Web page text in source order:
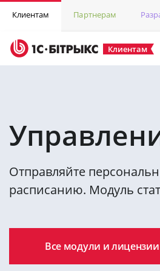
Клиентам Партнерам
Клиентам
Отправляйте
расписанию. Модуль
Все модули и лицензии